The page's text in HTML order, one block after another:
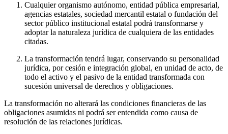
Cualquier organismo autónomo, entidad pública empresarial,
agencias estatales, sociedad mercantil estatal o fundación del
sector público institucional estatal podrá transformarse y
adoptar la naturaleza jurídica de cualquiera de las entidades
citadas.
La transformación tendrá lugar, conservando su personalidad
jurídica, por cesión e integración global, en unidad de acto, de
todo el activo y el pasivo de la entidad transformada con
sucesión universal de derechos y obligaciones.
La transformación no alterará las condiciones financieras de las
obligaciones asumidas ni podrá ser entendida como causa de
resolución de las relaciones jurídicas.